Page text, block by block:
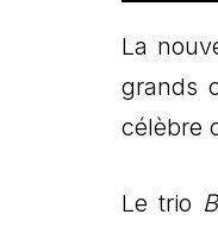
La
grands
célèbre
Le trio